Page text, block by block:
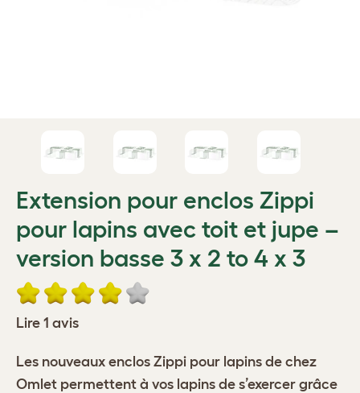
Extension pour enclos Zippi
pour lapins avec toit et jupe –
version basse 3 x 2 to 4 x 3
Lire 1 avis
Les nouveaux enclos Zippi pour lapins de chez
Omlet permettent à vos lapins de s’exercer grâce